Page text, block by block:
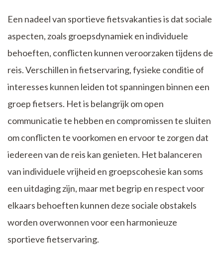
Een nadeel van sportieve fietsvakanties is dat sociale
aspecten, zoals groepsdynamiek en individuele
behoeften, conflicten kunnen veroorzaken tijdens de
reis. Verschillen in fietservaring, fysieke conditie of
interesses kunnen leiden tot spanningen binnen een
groep fietsers. Het is belangrijk om open
communicatie te hebben en compromissen te sluiten
om conflicten te voorkomen en ervoor te zorgen dat
iedereen van de reis kan genieten. Het balanceren
van individuele vrijheid en groepscohesie kan soms
een uitdaging zijn, maar met begrip en respect voor
elkaars behoeften kunnen deze sociale obstakels
worden overwonnen voor een harmonieuze
sportieve fietservaring.